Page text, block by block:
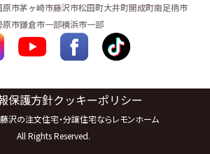
原市茅ヶ崎市藤沢市松田町大井町開成町南足柄市
原市鎌倉市一部横浜市一部
保護方針クッキーポリシー
藤沢の注文住宅・分譲住宅ならレモンホーム
All Rights Reserved.